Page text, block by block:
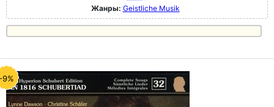
Жанры: Geistliche Musik
9%